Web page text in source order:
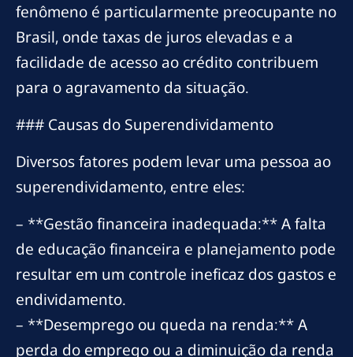
fenômeno é particularmente preocupante no
Brasil, onde taxas de juros elevadas e a
facilidade de acesso ao crédito contribuem
para o agravamento da situação.
### Causas do Superendividamento
Diversos fatores podem levar uma pessoa ao
superendividamento, entre eles:
– **Gestão financeira inadequada:** A falta
de educação financeira e planejamento pode
resultar em um controle ineficaz dos gastos e
endividamento.
– **Desemprego ou queda na renda:** A
perda do emprego ou a diminuição da renda